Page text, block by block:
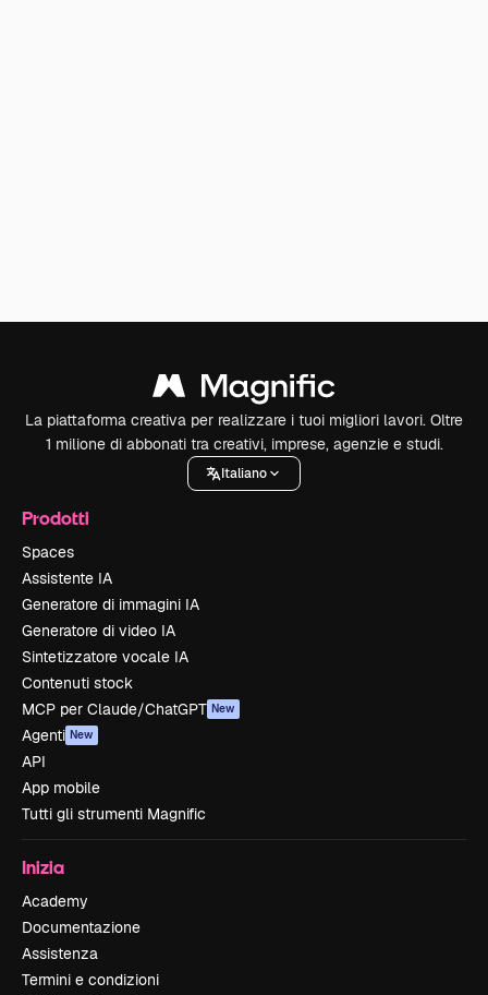
La piattaforma creativa per realizzare i tuoi migliori lavori. Oltre
1 milione di abbonati tra creativi, imprese, agenzie e studi.
Italiano
Prodotti
Spaces
Assistente IA
Generatore di immagini IA
Generatore di video IA
Sintetizzatore vocale IA
Contenuti stock
MCP per Claude/ChatGPT New
Agenti New
API
App mobile
Tutti gli strumenti Magnific
Inizia
Academy
Documentazione
Assistenza
Termini e condizioni